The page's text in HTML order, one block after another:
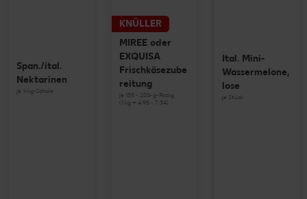
Span./ital.
Nektarinen
je 1-kg-Schale
KNÜLLER
MIREE oder
EXQUISA
Frischkäsezube
reitung
je 135 - 200-g-Packg.
(1 kg = 4.95 - 7.34)
Ital. Mini-
Wassermelone,
lose
je Stück